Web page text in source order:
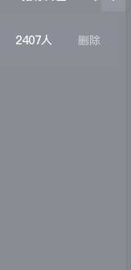
2407人 删除